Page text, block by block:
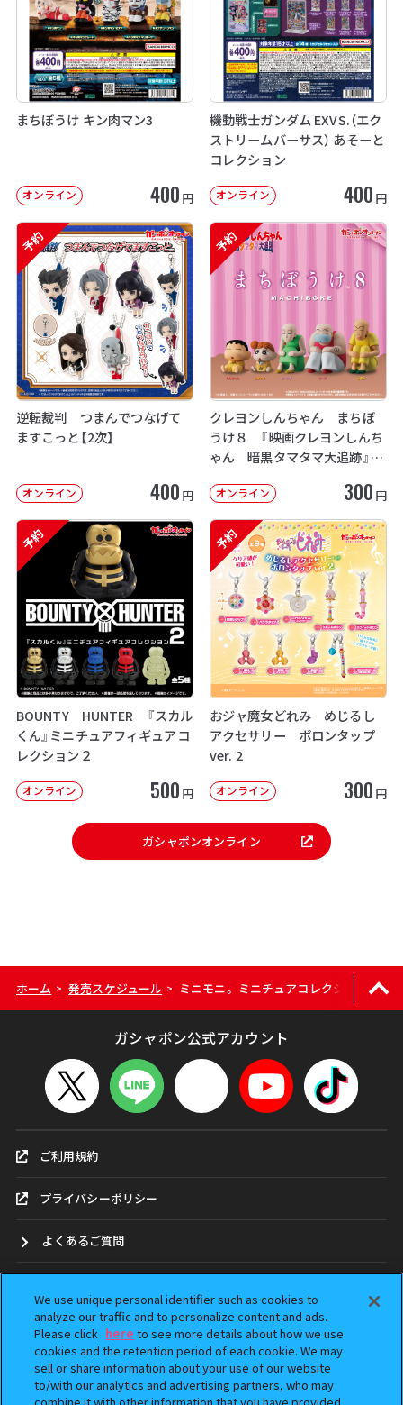
まちぼうけ キン肉マン3
オンライン 400 円
機動戦士ガンダム EXVS.（エク
ストリームバーサス） あそーと
コレクション
オンライン 400 円
予約
逆転裁判 つまんでつなげて
ますこっと【2次】
オンライン 400 円
予約
クレヨンしんちゃん まちぼ
うけ８ 『映画クレヨンしんち
ゃん 暗黒タマタマ大追跡』【2
オンライン 300 円
予約
BOUNTY HUNTER 『スカル
くん』ミニチュアフィギュアコ
レクション２
オンライン 500 円
予約
おジャ魔女どれみ めじるし
アクセサリー ポロンタップ
ver. 2
オンライン 300 円
ガシャポンオンライン
ホーム > 発売スケジュール > ミニモニ。 ミニチュアコレクション
ガシャポン公式アカウント
ご利用規約
プライバシーポリシー
よくあるご質問
ガシャポンどこ？
アンケート
We use unique personal identifier such as cookies to
analyze our traffic and to personalize content and ads.
Please click here to see more details about how we use
cookies and the retention period of each cookie. We may
sell or share information about your use of our website
to/with our analytics and advertising partners, who may